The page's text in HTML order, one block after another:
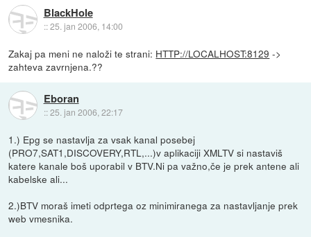
BlackHole
::25. jan 2006, 14:00
Zakaj pa meni ne naloži te strani: HTTP://LOCALHOST:8129 ->
zahteva zavrnjena.??
Eboran
::25. jan 2006, 22:17
1.) Epg se nastavlja za vsak kanal posebej
(PRO7,SAT1,DISCOVERY,RTL,...)v aplikaciji XMLTV si nastaviš
katere kanale boš uporabil v BTV.Ni pa važno,če je prek antene ali
kabelske ali...
2.)BTV moraš imeti odprtega oz minimiranega za nastavljanje prek
web vmesnika.